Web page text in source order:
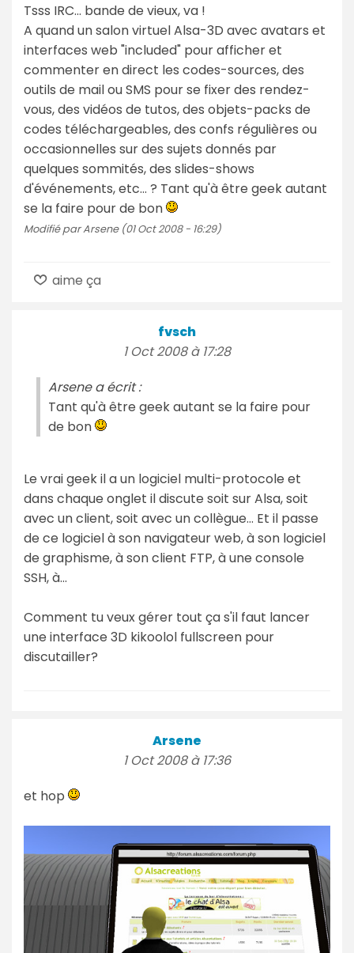
Tsss IRC... bande de vieux, va !
A quand un salon virtuel Alsa-3D avec avatars et
interfaces web "included" pour afficher et
commenter en direct les codes-sources, des
outils de mail ou SMS pour se fixer des rendez-
vous, des vidéos de tutos, des objets-packs de
codes téléchargeables, des confs régulières ou
occasionnelles sur des sujets donnés par
quelques sommités, des slides-shows
d'événements, etc... ? Tant qu'à être geek autant
se la faire pour de bon
Modifié par Arsene (01 Oct 2008 - 16:29)
aime ça
fvsch
1 Oct 2008 à 17:28
Arsene a écrit :
Tant qu'à être geek autant se la faire pour
de bon
Le vrai geek il a un logiciel multi-protocole et
dans chaque onglet il discute soit sur Alsa, soit
avec un client, soit avec un collègue... Et il passe
de ce logiciel à son navigateur web, à son logiciel
de graphisme, à son client FTP, à une console
SSH, à...
Comment tu veux gérer tout ça s'il faut lancer
une interface 3D kikoolol fullscreen pour
discutailler?
Arsene
1 Oct 2008 à 17:36
et hop